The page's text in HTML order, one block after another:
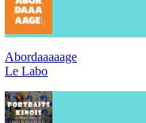
Abordaaaaage
Le Labo